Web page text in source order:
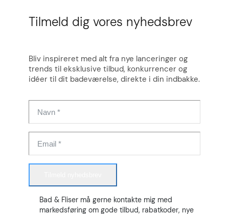
Tilmeld dig vores nyhedsbrev
Bliv inspireret med alt fra nye lanceringer og
trends til eksklusive tilbud, konkurrencer og
idéer til dit badeværelse, direkte i din indbakke.
Bad & Fliser må gerne kontakte mig med
markedsføring om gode tilbud, rabatkoder, nye